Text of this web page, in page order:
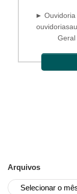
► Ouvidoria
Arquivos